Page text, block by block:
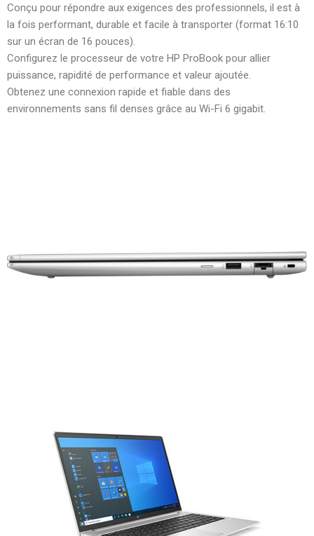
Conçu pour répondre aux exigences des professionnels, il est à
la fois performant, durable et facile à transporter (format 16:10
sur un écran de 16 pouces).
Configurez le processeur de votre HP ProBook pour allier
puissance, rapidité de performance et valeur ajoutée.
Obtenez une connexion rapide et fiable dans des
environnements sans fil denses grâce au Wi-Fi 6 gigabit.